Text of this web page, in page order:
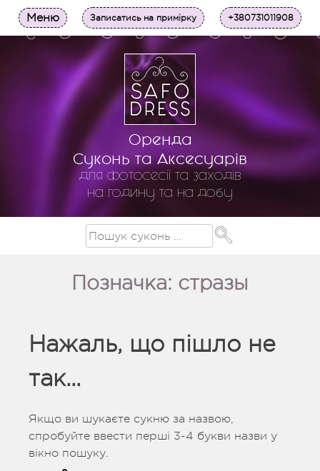
Оренда
Суконь та Аксесуарів
для фотосесії та заходів
на годину та на добу
Меню Записатись на примірку +380731011908
Позначка: стразы
Нажаль, що пішло не
так...
Якщо ви шукаєте сукню за назвою,
спробуйте ввести перші 3-4 букви назви у
вікно пошуку.